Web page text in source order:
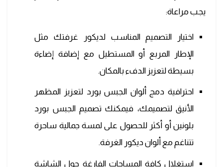
يجب مراعاة:
اختيار التصميم المناسب لديكور غرفتك مثل
الإطار المربع أو المستطيل مع إضافة إضاءة
بسيطة لتعزيز الدفء بالمكان.
احترافية دمج ألوان الجبس بورد لتعزيز المظهر
الأنيق لتصميمك، فيمكنك تصميم الجبس بورد
بلونين أو أكثر للحصول على لمسة جمالية ساحرة
تتناغم مع ألوان ديكور الغرفة.
استغلال كافة المساحات الفارغة حول الشاشة